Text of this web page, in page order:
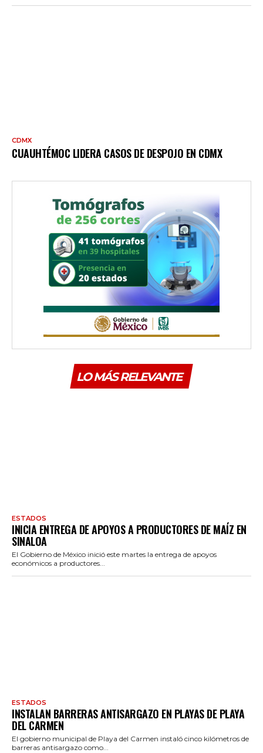
CDMX
CUAUHTÉMOC LIDERA CASOS DE DESPOJO EN CDMX
LO MÁS RELEVANTE
ESTADOS
INICIA ENTREGA DE APOYOS A PRODUCTORES DE MAÍZ EN
SINALOA
El Gobierno de México inició este martes la entrega de apoyos
económicos a productores...
ESTADOS
INSTALAN BARRERAS ANTISARGAZO EN PLAYAS DE PLAYA
DEL CARMEN
El gobierno municipal de Playa del Carmen instaló cinco kilómetros de
barreras antisargazo como...